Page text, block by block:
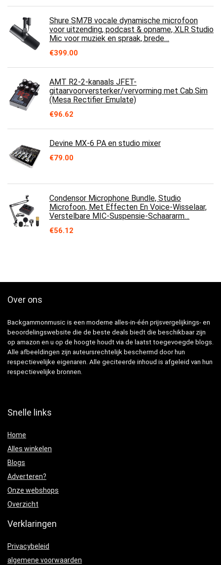
Shure SM7B vocale dynamische microfoon
voor uitzending, podcast & opname, XLR Studio
Mic voor muziek en spraak, brede…
€399.00
AMT R2-2-kanaals JFET-
gitaarvoorversterker/vervorming met Cab.Sim
(Mesa Rectifier Emulate)
€96.62
Devine MX-6 PA en studio mixer
€79.00
Condensor Microphone Bundle, Studio
Microfoon, Met Effecten En Voice-Wisselaar,
Verstelbare MIC-Suspensie-Schaararm…
€56.12
Over ons
Backgammonmusic is een moderne alles-in-één prijsvergelijkings- en
beoordelingswebsite die de beste deals biedt die beschikbaar zijn
op amazon en u op de hoogte houdt via de laatst toegevoegde blogs.
Alle afbeeldingen zijn auteursrechtelijk beschermd door hun
respectievelijke eigenaren. Alle geciteerde inhoud is afgeleid van hun
respectievelijke bronnen.
Snelle links
Home
Alles winkelen
Blogs
Adverteren?
Onze webshops
Overzicht
Verklaringen
Privacybeleid
algemene voorwaarden